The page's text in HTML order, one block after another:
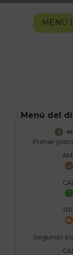
MENÚ
Menú del
Primer plato
Segundo